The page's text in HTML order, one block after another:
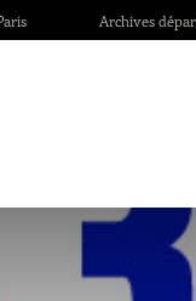
Archives